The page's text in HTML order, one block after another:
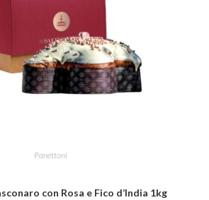
Panettoni
con Rosa e Fico d’India 1kg